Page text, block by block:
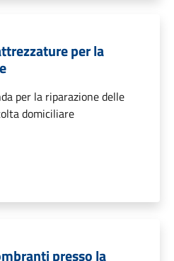
per la
per la riparazione delle
domiciliare
presso la